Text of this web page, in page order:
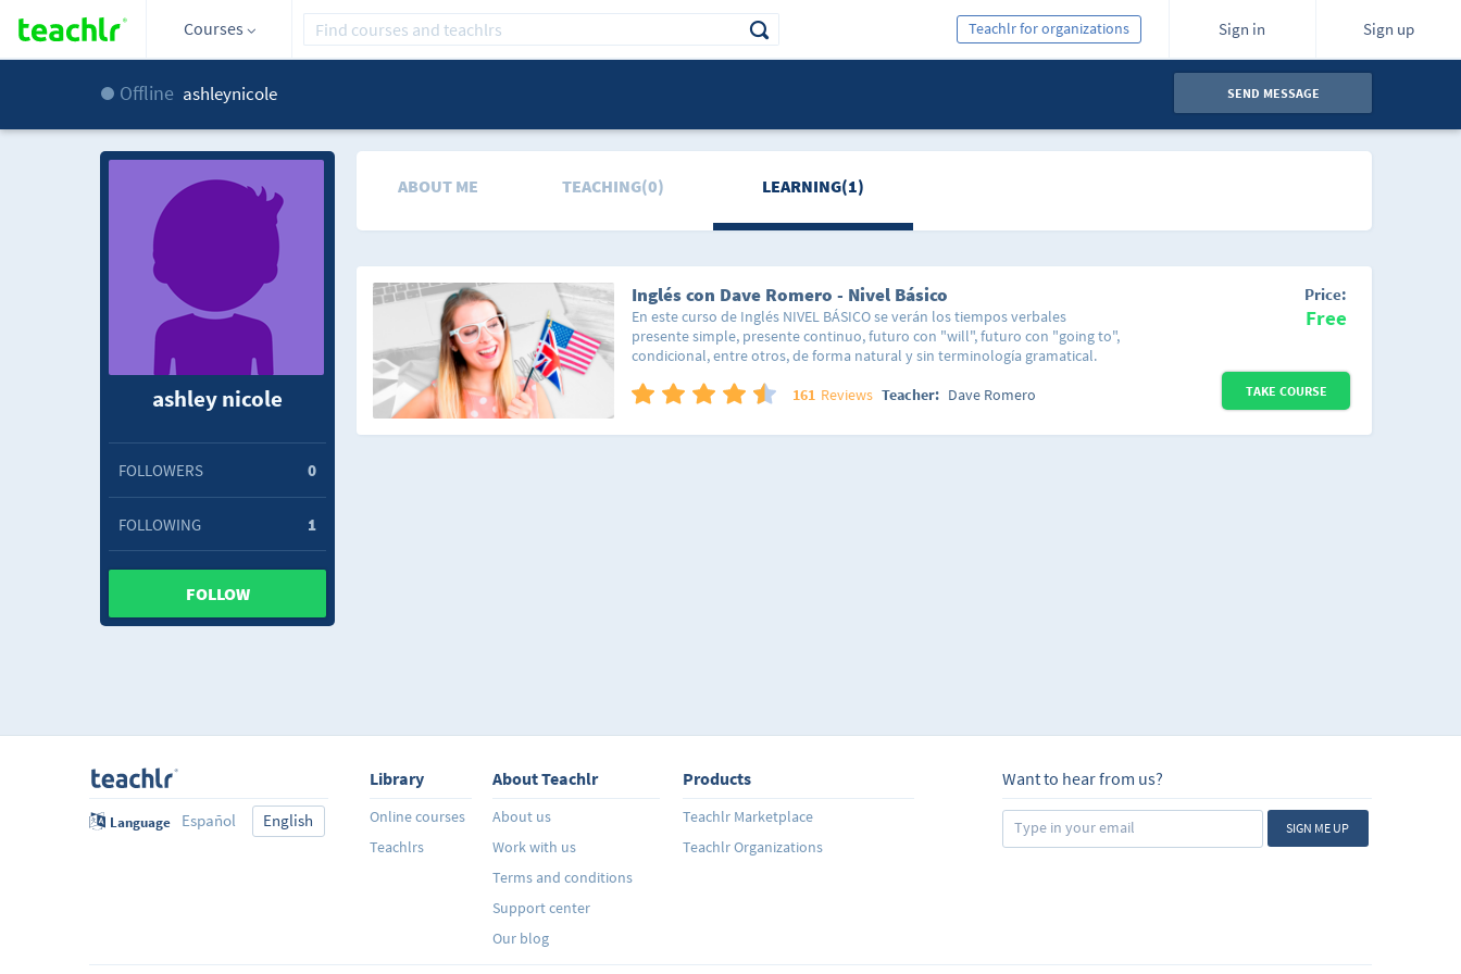
Courses Sign in Sign up
Teachlr for organizations
Offline ashleynicole SEND MESSAGE
ashley nicole
FOLLOWERS 0
FOLLOWING 1
FOLLOW
ABOUT ME TEACHING(0) LEARNING(1)
Inglés con Dave Romero - Nivel Básico
En este curso de Inglés NIVEL BÁSICO se verán los tiempos verbales
presente simple, presente continuo, futuro con "will", futuro con "going to",
condicional, entre otros, de forma natural y sin terminología gramatical.
conversación. ¿Cómo funciona? Sin libros. Sin tomar notas. Sin
dividiendo el lenguaje en sus componentes, lo cual le permite al estudiante
161 Reviews Teacher: Dave Romero
Price:
Free
TAKE COURSE
Language Español English
Library
Online courses
Teachlrs
About Teachlr
About us
Work with us
Terms and conditions
Support center
Our blog
Products
Teachlr Marketplace
Teachlr Organizations
Want to hear from us?
SIGN ME UP